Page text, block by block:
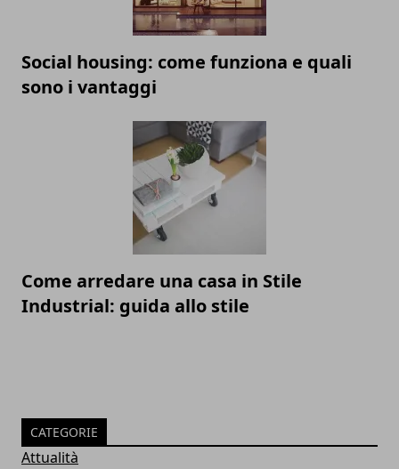
Social housing: come funziona e quali
sono i vantaggi
Come arredare una casa in Stile
Industrial: guida allo stile
CATEGORIE
Attualità